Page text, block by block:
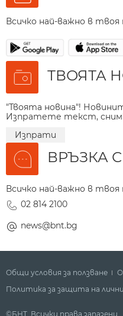
Всичко най-важно в
ТВОЯТА
"Твоята новина"!
Изпратете текст,
Изпрати
ВРЪЗКА
Всичко най-важно в
02 814 2100
news@bnt.bg
Общи условия за ползване
Политика за защита на
©БНТ. Всички права запазени